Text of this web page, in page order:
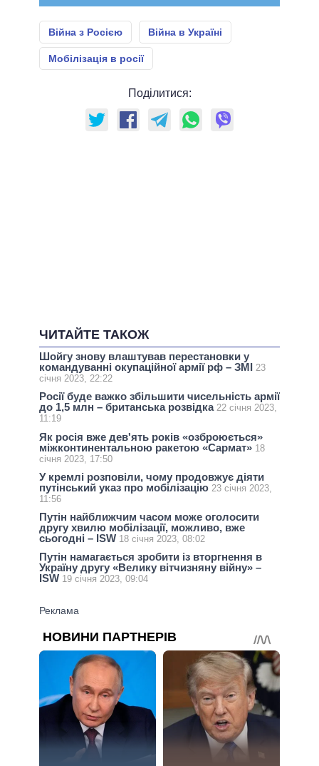
Війна з Росією Війна в Україні
Мобілізація в росії
Поділитися:
ЧИТАЙТЕ ТАКОЖ
Шойгу знову влаштував перестановки у
командуванні окупаційної армії рф – ЗМІ 23
січня 2023, 22:22
Росії буде важко збільшити чисельність армії
до 1,5 млн – британська розвідка 22 січня 2023,
11:19
Як росія вже дев'ять років «озброюється»
міжконтинентальною ракетою «Сармат» 18
січня 2023, 17:50
У кремлі розповіли, чому продовжує діяти
путінський указ про мобілізацію 23 січня 2023,
11:56
Путін найближчим часом може оголосити
другу хвилю мобілізації, можливо, вже
сьогодні – ISW 18 січня 2023, 08:02
Путін намагається зробити із вторгнення в
Україну другу «Велику вітчизняну війну» –
ISW 19 січня 2023, 09:04